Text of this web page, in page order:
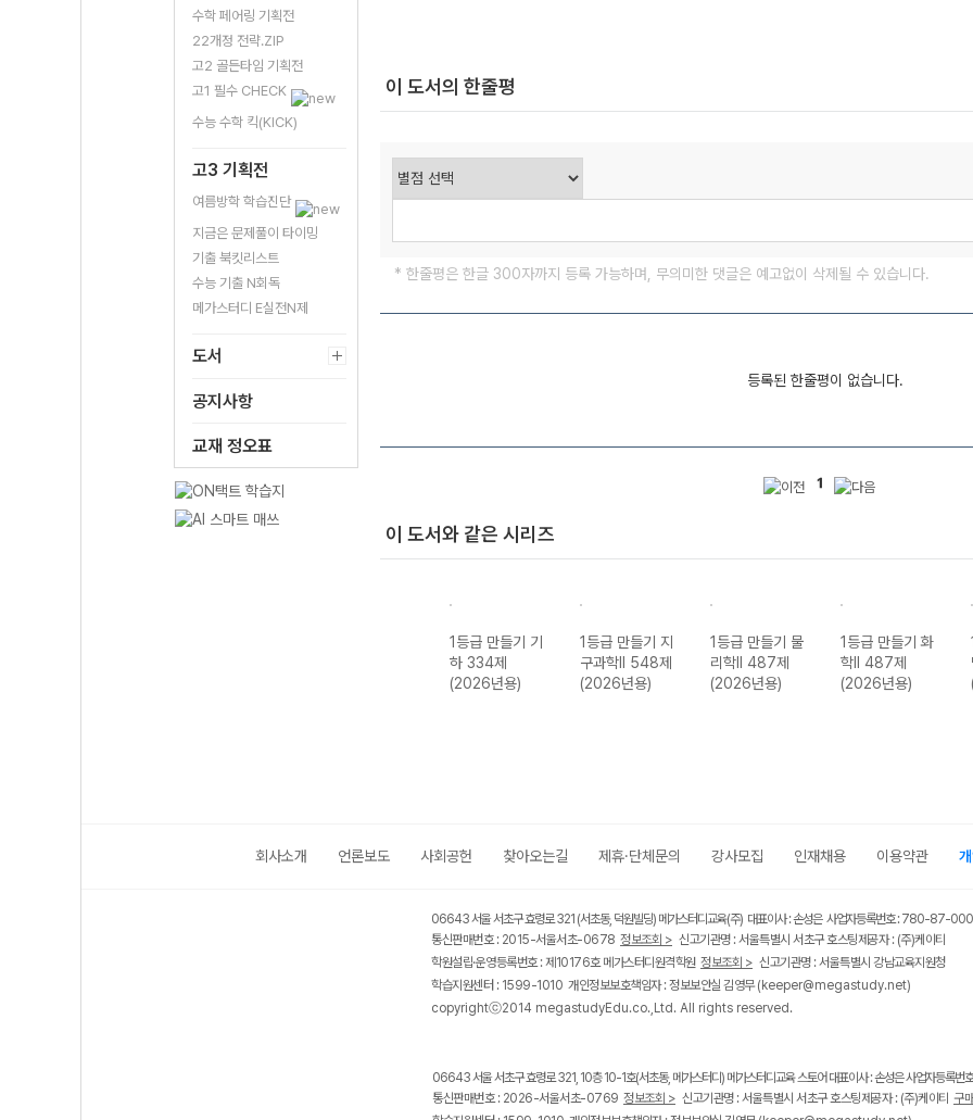
수학 페어링 기획전
22개정 전략.ZIP
고2 골든타임 기획전
고1 필수 CHECK
수능 수학 킥(KICK)
고3 기획전
여름방학 학습진단
지금은 문제풀이 타이밍
기출 북킷리스트
수능 기출 N회독
메가스터디 E실전N제
도서
공지사항
교재 정오표
이 도서의 한줄평
* 한줄평은 한글 300자까지 등록 가능하며, 무의미한 댓글은 예고없이 삭제될 수 있습니다.
등록된 한줄평이 없습니다.
1
이 도서와 같은 시리즈
1등급 만들기 기
하 334제
(2026년용)
1등급 만들기 지
구과학II 548제
(2026년용)
1등급 만들기 물
리학II 487제
(2026년용)
1등급 만들기 화
학II 487제
(2026년용)
회사소개 언론보도 사회공헌 찾아오는길 제휴·단체문의 강사모집 인재채용 이용약관
06643 서울 서초구 효령로 321 (서초동, 덕원빌딩) 메가스터디교육(주) 대표이사 : 손성은 사업자등록번호 : 780-87-
통신판매번호 : 2015-서울서초-0678 정보조회 > 신고기관명 : 서울특별시 서초구 호스팅제공자 : (주)케이티
학원설립·운영등록번호 : 제10176호 메가스터디원격학원 정보조회 > 신고기관명 : 서울특별시 강남교육지원청
학습지원센터 : 1599-1010 개인정보보호책임자 : 정보보안실 김영무(keeper@megastudy.net)
copyrightⓒ2014 megastudyEdu.co.,Ltd. All rights reserved.
06643 서울 서초구 효령로 321, 10층 10-1호(서초동, 메가스터디) 메가스터디교육 스토어 대표이사 : 손성은 사업자등
통신판매번호 : 2026-서울서초-0769 정보조회 > 신고기관명 : 서울특별시 서초구 호스팅제공자 : (주)케이티 구